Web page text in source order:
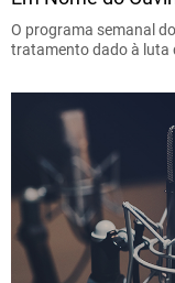
O programa semanal
tratamento dado à luta